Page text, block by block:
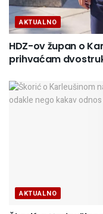
AKTUALNO
HDZ-ov župan o
prihvaćam
AKTUALNO